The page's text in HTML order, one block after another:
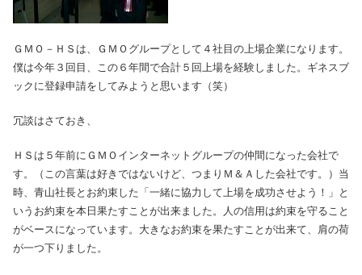
ＧＭＯ－ＨＳは、ＧＭＯグループとして４社目の上場企業になります。
僕は今年３回目、この６年間で合計５回上場を経験しました。ギネスブ
ックに登録申請をしてみようと思います（笑）
冗談はさておき、
ＨＳは５年前にＧＭＯインターネットグループの仲間になった会社で
す。（この言葉は好きではないけど、つまりＭ＆Ａした会社です。）当
時、青山社長とお約束した「一緒に協力して上場を成功させよう！」と
いうお約束を本日果たすことが出来ました。人の信用は約束を守ること
がベースになっています。大きなお約束を果たすことが出来て、肩の荷
が一つ下りました。